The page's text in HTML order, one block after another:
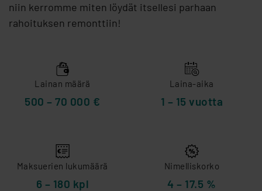
niin kerromme miten löydät itsellesi parhaan
rahoituksen remonttiin!
Lainan määrä
500 – 70 000 €
Laina-aika
1 – 15 vuotta
Maksuerien lukumäärä
6 – 180 kpl
Nimelliskorko
4 – 17.5 %